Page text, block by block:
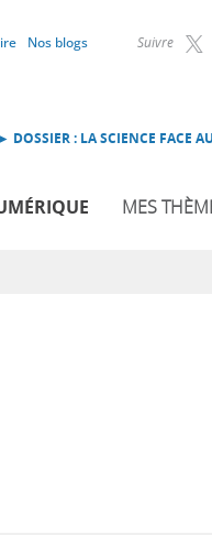
Suivre
Nos blogs
► DOSSIER : LA SCIENCE FACE
MES